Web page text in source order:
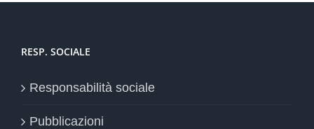
RESP. SOCIALE
Responsabilità sociale
Pubblicazioni